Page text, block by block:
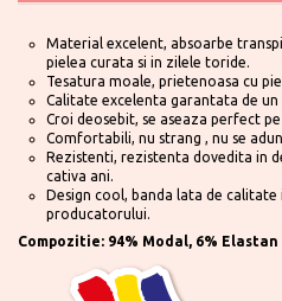
Material excelent, absoarbe
pielea curata si in zilele toride.
Tesatura moale, prietenoasa cu
Calitate excelenta garantata de
Croi deosebit, se aseaza perfect
Comfortabili, nu strang , nu se
Rezistenti, rezistenta dovedita in
cativa ani.
Design cool, banda lata de
producatorului.
Compozitie: 94% Modal, 6% Elastan